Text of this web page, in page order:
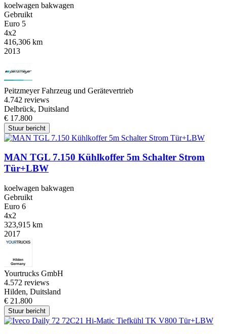
koelwagen bakwagen
Gebruikt
Euro 5
4x2
416,306 km
2013
Peitzmeyer Fahrzeug und Gerätevertrieb
4.742 reviews
Delbrück, Duitsland
€ 17.800
Stuur bericht
MAN TGL 7.150 Kühlkoffer 5m Schalter Strom
Tür+LBW
koelwagen bakwagen
Gebruikt
Euro 6
4x2
323,915 km
2017
Yourtrucks GmbH
4.572 reviews
Hilden, Duitsland
€ 21.800
Stuur bericht